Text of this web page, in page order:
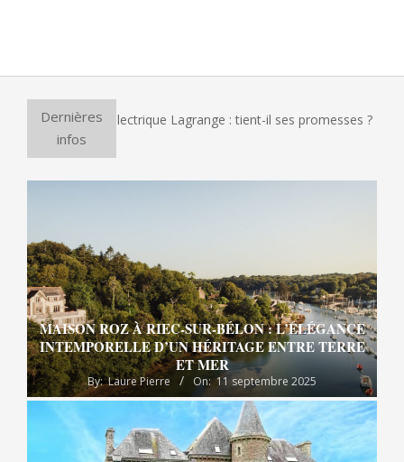
Dernières
infos
à pizza électrique Lagrange : tient-il ses promesses ?
MAISON ROZ À RIEC-SUR-BÉLON : L’ÉLÉGANCE
INTEMPORELLE D’UN HÉRITAGE ENTRE TERRE
ET MER
By: Laure Pierre On: 11 septembre 2025